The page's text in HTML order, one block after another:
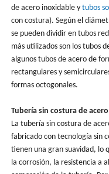
de acero inoxidable y tubos
con costura). Según el
se pueden dividir en tubos
más utilizados son los tubos
algunos tubos de acero de
rectangulares y
formas octogonales.
Tubería sin costura de
La tubería sin costura de
fabricado con tecnología sin
tienen una gran suavidad, lo
la corrosión, la resistencia a